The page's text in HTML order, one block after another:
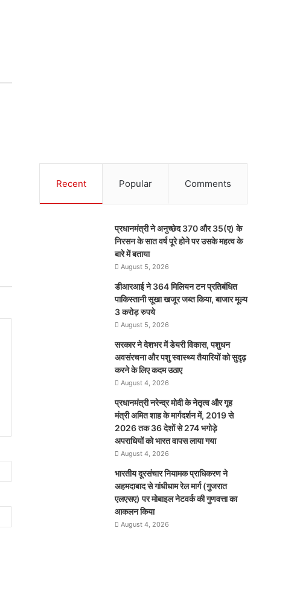
Recent Popular Comments
प्रधानमंत्री ने अनुच्छेद 370 और 35(ए) के
निरसन के सात वर्ष पूरे होने पर उसके महत्व के
बारे में बताया
August 5, 2026
डीआरआई ने 364 मिलियन टन प्रतिबंधित
पाकिस्तानी सूखा खजूर जब्त किया, बाजार मूल्य
3 करोड़ रुपये
August 5, 2026
सरकार ने देशभर में डेयरी विकास, पशुधन
अवसंरचना और पशु स्वास्थ्य तैयारियों को सुदृढ़
करने के लिए कदम उठाए
August 4, 2026
प्रधानमंत्री नरेन्द्र मोदी के नेतृत्व और गृह
मंत्री अमित शाह के मार्गदर्शन में, 2019 से
2026 तक 36 देशों से 274 भगोड़े
अपराधियों को भारत वापस लाया गया
August 4, 2026
भारतीय दूरसंचार नियामक प्राधिकरण ने
अहमदाबाद से गांधीधाम रेल मार्ग (गुजरात
एलएसए) पर मोबाइल नेटवर्क की गुणवत्ता का
आकलन किया
August 4, 2026